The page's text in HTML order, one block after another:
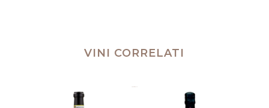
VINI CORRELATI